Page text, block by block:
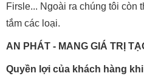
Firsle... Ngoài ra chúng tôi còn
tắm các loại.
AN PHÁT - MANG GIÁ TRỊ
Quyền lợi của khách hàng